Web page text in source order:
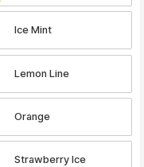
Ice Mint
Lemon Line
Orange
Strawberry Ice